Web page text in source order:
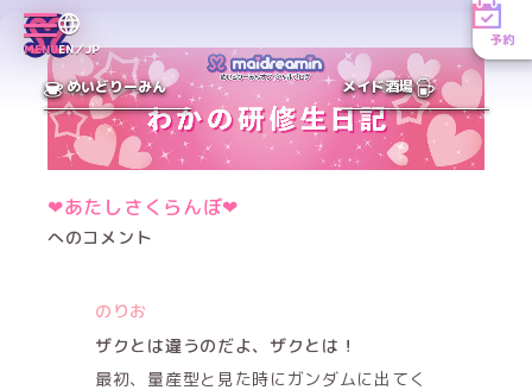
MENUEN／JP
予約
めいどりーみん メイド酒場
❤︎あたしさくらんぼ❤︎
へのコメント
のりお
ザクとは違うのだよ、ザクとは！
最初、量産型と見た時にガンダムに出てく